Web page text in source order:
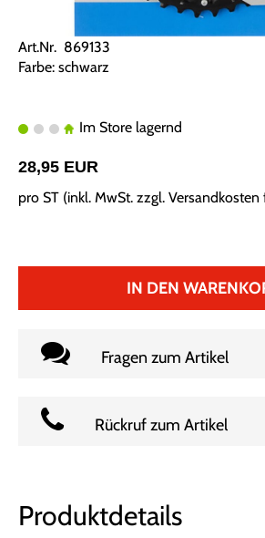
Art.Nr. 869133
Farbe: schwarz
Im Store lagernd
28,95 EUR
pro ST (inkl. MwSt. zzgl. Versandkosten
IN DEN
Fragen zum Artikel
Rückruf zum Artikel
Produktdetails